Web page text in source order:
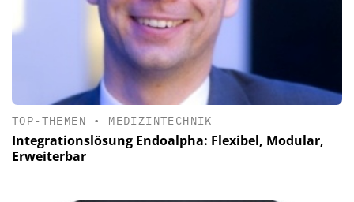
TOP-THEMEN • MEDIZINTECHNIK
Integrationslösung Endoalpha: Flexibel, Modular,
Erweiterbar